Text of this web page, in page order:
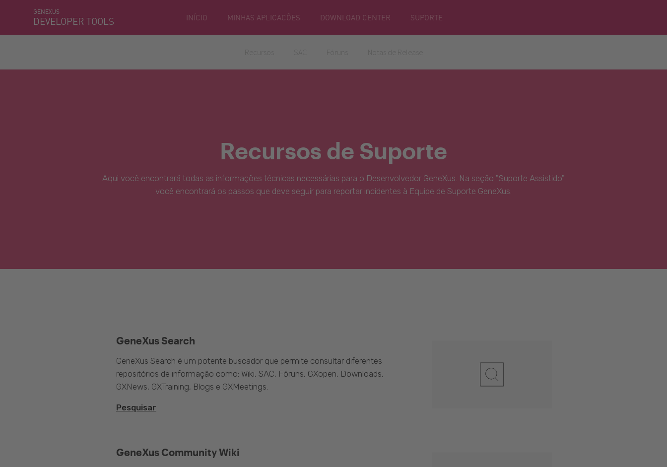
GENEXUS
DEVELOPER TOOLS INÍCIO MINHAS APLICACÕES DOWNLOAD CENTER SUPORTE
Recursos de Suporte
Aqui você encontrará todas as informações técnicas necessárias para o Desenvolvedor GeneXus. Na seção "Suporte Assistido"
você encontrará os passos que deve seguir para reportar incidentes à Equipe de Suporte GeneXus.
GeneXus Community Wiki
GeneXus Search
GeneXus Search é um potente buscador que permite consultar diferentes
repositórios de informação como: Wiki, SAC, Fóruns, GXopen, Downloads,
GXNews, GXTraining, Blogs e GXMeetings.
Pesquisar